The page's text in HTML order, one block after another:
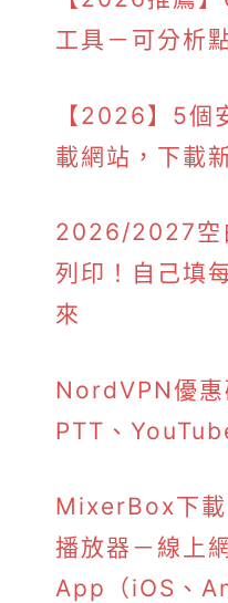
工具－可分析
【2026】5個
載網站，下載
2026/2027空
列印！自己填
來
NordVPN優惠
PTT、
MixerBox下
播放器－線上
App（iOS、